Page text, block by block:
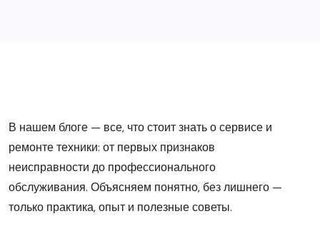
В нашем блоге — все, что стоит знать о сервисе и
ремонте техники: от первых признаков
неисправности до профессионального
обслуживания. Объясняем понятно, без лишнего —
только практика, опыт и полезные советы.